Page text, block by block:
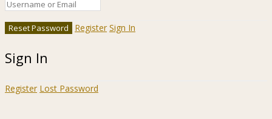
Register Sign In
Sign In
Register Lost Password